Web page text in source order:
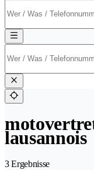
lausannois
3 Ergebnisse